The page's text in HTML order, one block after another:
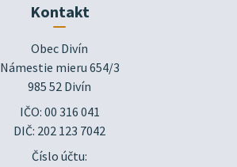
Kontakt
Obec Divín
Námestie mieru 654/3
985 52 Divín
IČO: 00 316 041
DIČ: 202 123 7042
Číslo účtu: